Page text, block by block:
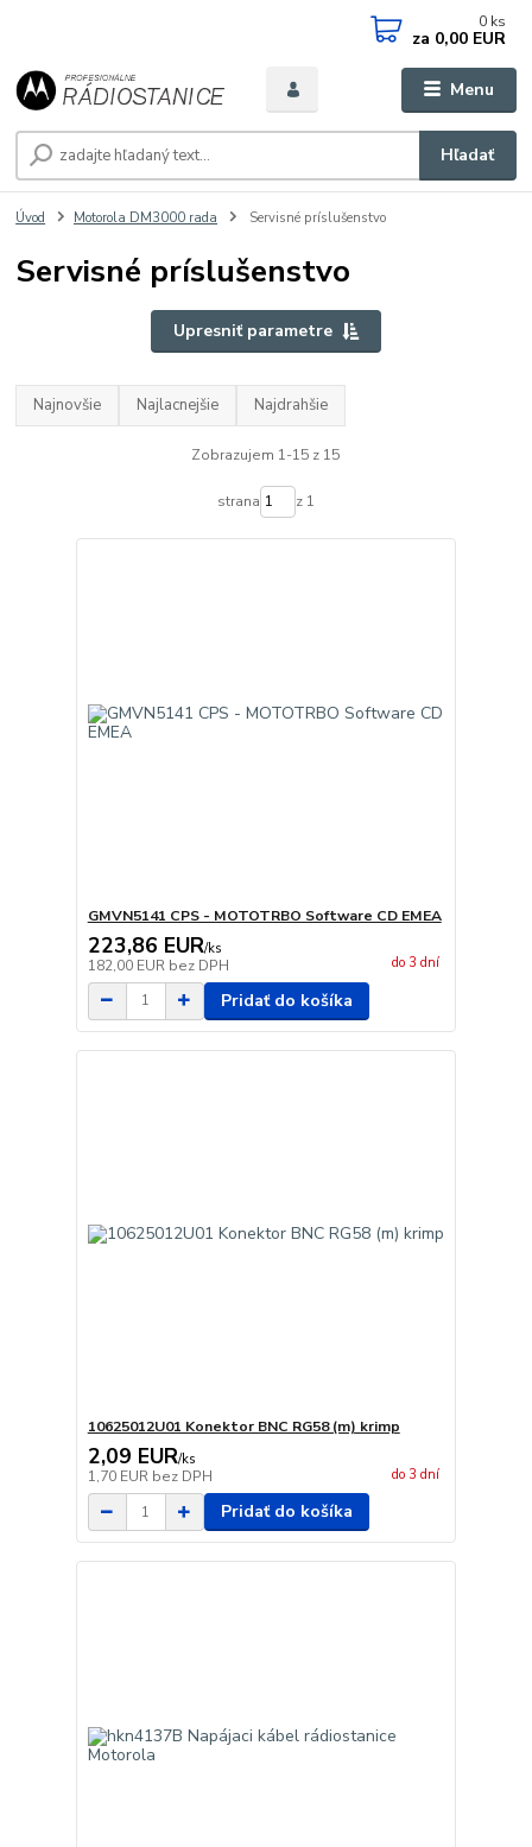
Menu
Hľadať
0 ks
za 0,00 EUR
Úvod Motorola DM3000 rada Servisné príslušenstvo
Servisné príslušenstvo
Upresniť parametre
Najnovšie Najlacnejšie Najdrahšie
Zobrazujem 1-15 z 15
strana z 1
GMVN5141 CPS - MOTOTRBO Software CD EMEA
223,86 EUR/ks
182,00 EUR bez DPH do 3 dní
Pridať do košíka
10625012U01 Konektor BNC RG58 (m) krimp
2,09 EUR/ks
1,70 EUR bez DPH do 3 dní
Pridať do košíka